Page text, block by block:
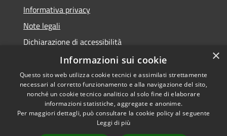
Informativa privacy
Note legali
Dichiarazione di accessibilità
Accessibilità
Privacy
Copyright © 2026 • Comune di
Teramo • Powered by
Municipium• Accesso
×
Informazioni sui cookie
Questo sito web utilizza cookie tecnici e assimilati strettamente
necessari al corretto funzionamento e alla navigazione del sito,
nonché un cookie tecnico analitico al solo fine di elaborare
informazioni statistiche, aggregate e anonime.
Per maggiori dettagli, può consultare la cookie policy al seguente
Leggi di più